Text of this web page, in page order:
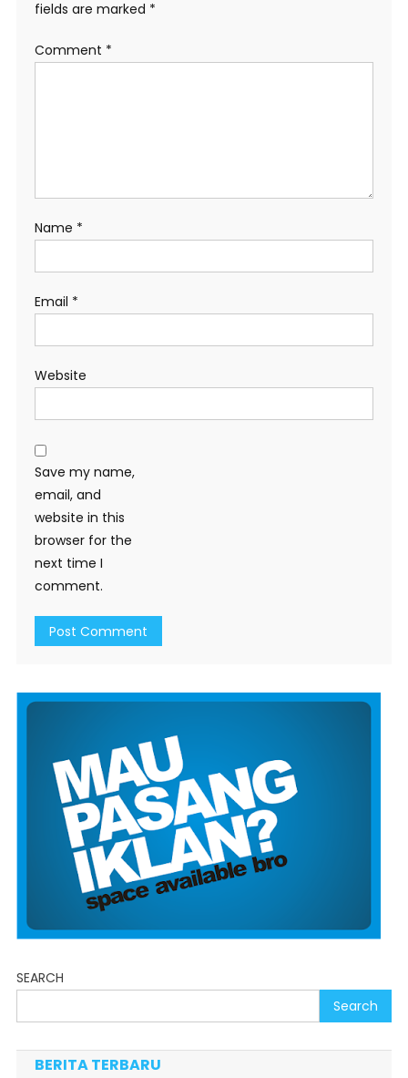
fields are marked *
Comment *
Name *
Email *
Website
Save my name,
email, and
website in this
browser for the
next time I
comment.
SEARCH
Search
BERITA TERBARU